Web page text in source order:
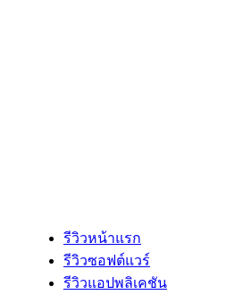
รีวิวหน้าแรก
รีวิวซอฟต์แวร์
รีวิวแอปพลิเคชัน